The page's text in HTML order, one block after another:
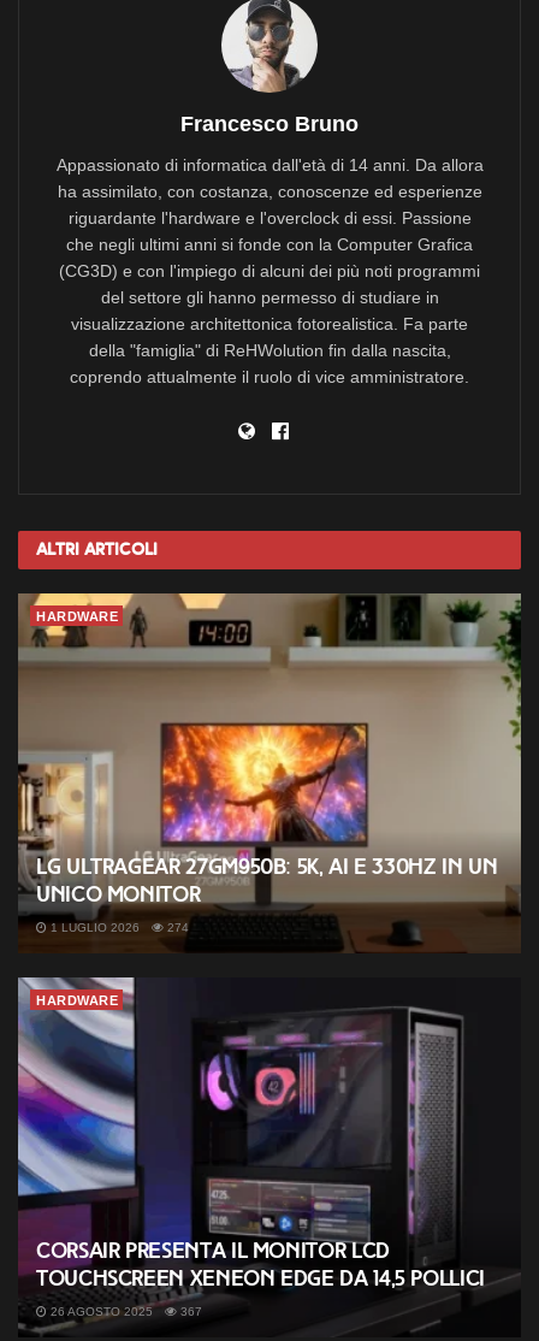
Francesco Bruno
Appassionato di informatica dall'età di 14 anni. Da allora
ha assimilato, con costanza, conoscenze ed esperienze
riguardante l'hardware e l'overclock di essi. Passione
che negli ultimi anni si fonde con la Computer Grafica
(CG3D) e con l'impiego di alcuni dei più noti programmi
del settore gli hanno permesso di studiare in
visualizzazione architettonica fotorealistica. Fa parte
della "famiglia" di ReHWolution fin dalla nascita,
coprendo attualmente il ruolo di vice amministratore.
Altri Articoli
HARDWARE
LG UltraGear 27GM950B: 5K, AI e 330Hz in un
unico monitor
1 LUGLIO 2026 274
HARDWARE
Corsair presenta il monitor LCD
touchscreen XENEON EDGE da 14,5 pollici
26 AGOSTO 2025 367